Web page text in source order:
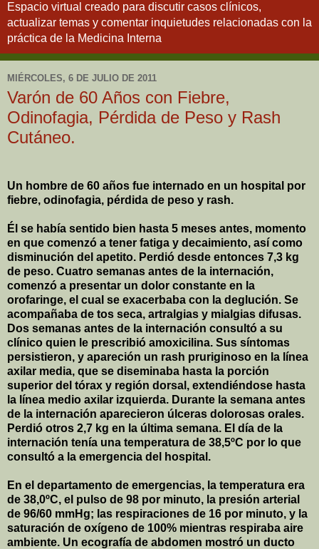
Espacio virtual creado para discutir casos clínicos,
actualizar temas y comentar inquietudes relacionadas con la
práctica de la Medicina Interna
MIÉRCOLES, 6 DE JULIO DE 2011
Varón de 60 Años con Fiebre,
Odinofagia, Pérdida de Peso y Rash
Cutáneo.
Un hombre de 60 años fue internado en un hospital por
fiebre, odinofagia, pérdida de peso y rash.
Él se había sentido bien hasta 5 meses antes, momento
en que comenzó a tener fatiga y decaimiento, así como
disminución del apetito. Perdió desde entonces 7,3 kg
de peso. Cuatro semanas antes de la internación,
comenzó a presentar un dolor constante en la
orofaringe, el cual se exacerbaba con la deglución. Se
acompañaba de tos seca, artralgias y mialgias difusas.
Dos semanas antes de la internación consultó a su
clínico quien le prescribió amoxicilina. Sus síntomas
persistieron, y apareción un rash pruriginoso en la línea
axilar media, que se diseminaba hasta la porción
superior del tórax y región dorsal, extendiéndose hasta
la línea medio axilar izquierda. Durante la semana antes
de la internación aparecieron úlceras dolorosas orales.
Perdió otros 2,7 kg en la última semana. El día de la
internación tenía una temperatura de 38,5ºC por lo que
consultó a la emergencia del hospital.
En el departamento de emergencias, la temperatura era
de 38,0ºC, el pulso de 98 por minuto, la presión arterial
de 96/60 mmHg; las respiraciones de 16 por minuto, y la
saturación de oxígeno de 100% mientras respiraba aire
ambiente. Un ecografía de abdomen mostró un ducto